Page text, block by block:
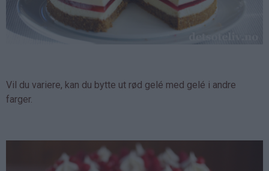
Vil du variere, kan du bytte ut rød gelé med gelé i andre
farger.